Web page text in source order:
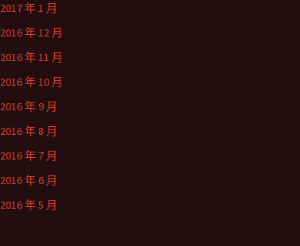
2017 年 1 月
2016 年 12 月
2016 年 11 月
2016 年 10 月
2016 年 9 月
2016 年 8 月
2016 年 7 月
2016 年 6 月
2016 年 5 月